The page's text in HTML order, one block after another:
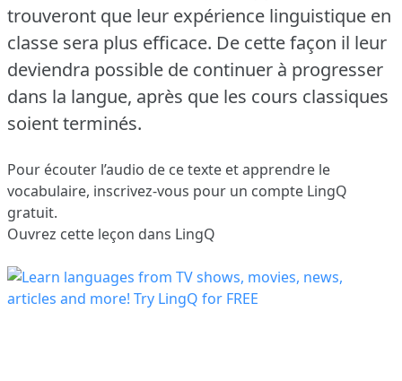
trouveront que leur expérience linguistique en
classe sera plus efficace. De cette façon il leur
deviendra possible de continuer à progresser
dans la langue, après que les cours classiques
soient terminés.
Pour écouter l’audio de ce texte et apprendre le
vocabulaire, inscrivez-vous pour un compte LingQ
gratuit.
Ouvrez cette leçon dans LingQ